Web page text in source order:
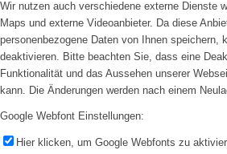
Wir nutzen auch verschiedene externe Dienste
Maps und externe Videoanbieter. Da diese
personenbezogene Daten von Ihnen speichern,
deaktivieren. Bitte beachten Sie, dass eine
Funktionalität und das Aussehen unserer
kann. Die Änderungen werden nach einem
Google Webfont Einstellungen:
Hier klicken, um Google Webfonts zu